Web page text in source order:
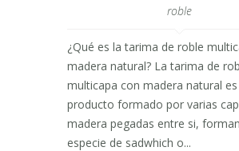
roble
¿Qué es la tarima de roble
madera natural? La tarima de
multicapa con madera natural
producto formado por varias
madera pegadas entre si,
especie de sadwhich o...